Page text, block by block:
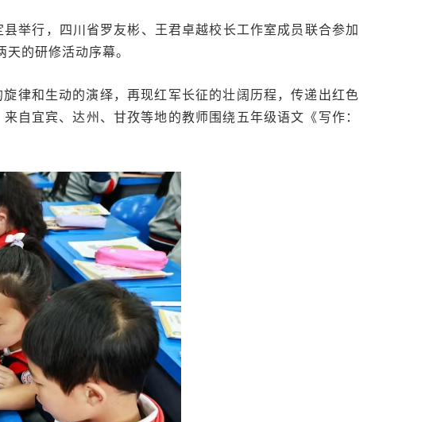
举行，四川省罗友彬、王君卓越校长工作室成员联合参加
的研修活动序幕。
律和生动的演绎，再现红军长征的壮阔历程，传递出红色
自宜宾、达州、甘孜等地的教师围绕五年级语文《写作：